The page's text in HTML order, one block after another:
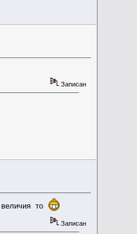
Записан
величия то
Записан